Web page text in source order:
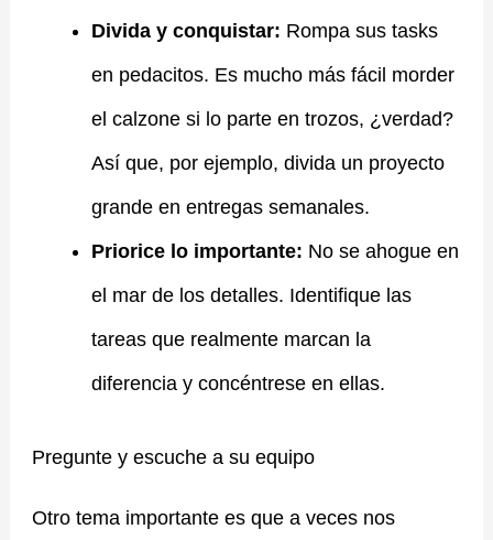
Divida y conquistar: Rompa sus tasks
en pedacitos. Es mucho más fácil morder
el calzone si lo parte en trozos, ¿verdad?
Así que, por ejemplo, divida un proyecto
grande en entregas semanales.
Priorice lo importante: No se ahogue en
el mar de los detalles. Identifique las
tareas que realmente marcan la
diferencia y concéntrese en ellas.
Pregunte y escuche a su equipo
Otro tema importante es que a veces nos